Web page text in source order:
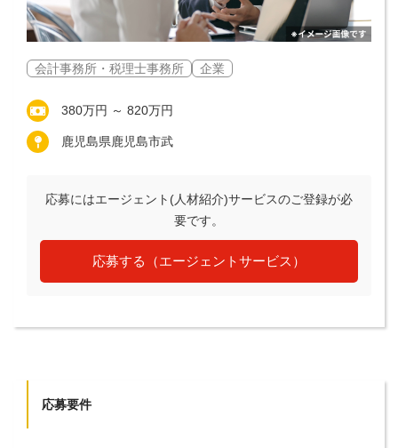
会計事務所・税理士事務所 企業
380万円 ～ 820万円
鹿児島県鹿児島市武
応募にはエージェント(人材紹介)サービスのご登録が必
要です。
応募する（エージェントサービス）
応募要件